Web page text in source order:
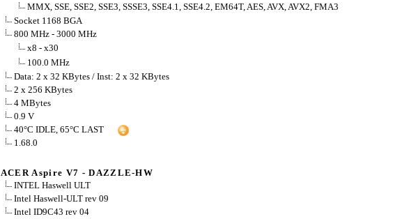
MMX, SSE, SSE2, SSE3, SSSE3, SSE4.1, SSE4.2, EM64T, AES, AVX, AVX2, FMA3
Socket 1168 BGA
800 MHz - 3000 MHz
x8 - x30
100.0 MHz
Data: 2 x 32 KBytes / Inst: 2 x 32 KBytes
2 x 256 KBytes
4 MBytes
0.9 V
40°C IDLE, 65°C LAST
1.68.0
ACER Aspire V7 - DAZZLE-HW
INTEL Haswell ULT
Intel Haswell-ULT rev 09
Intel ID9C43 rev 04